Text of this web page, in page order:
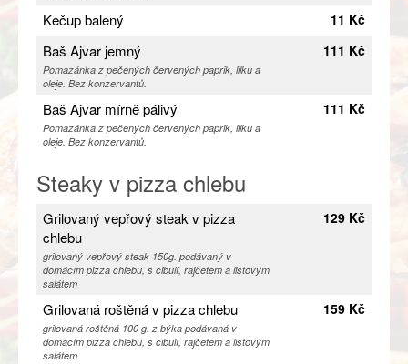
Kečup balený 11 Kč
Baš Ajvar jemný
Pomazánka z pečených červených paprik, lilku a
oleje. Bez konzervantů.
111 Kč
Baš Ajvar mírně pálivý
Pomazánka z pečených červených paprik, lilku a
oleje. Bez konzervantů.
111 Kč
Steaky v pizza chlebu
Grilovaný vepřový steak v pizza
chlebu
grilovaný vepřový steak 150g. podávaný v
domácím pizza chlebu, s cibulí, rajčetem a listovým
salátem
129 Kč
Grilovaná roštěná v pizza chlebu
grilovaná roštěná 100 g. z býka podávaná v
domácím pizza chlebu, s cibulí, rajčetem a listovým
salátem.
159 Kč